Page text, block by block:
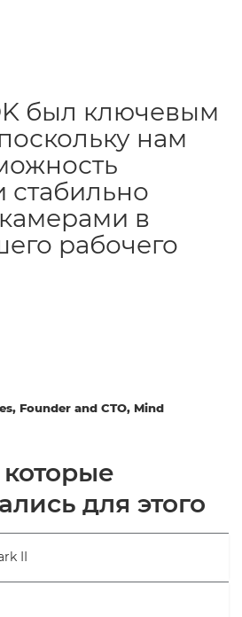
Founder and CTO, Mind
был ключевым
нам
стабильно
в
рабочего
для этого
II